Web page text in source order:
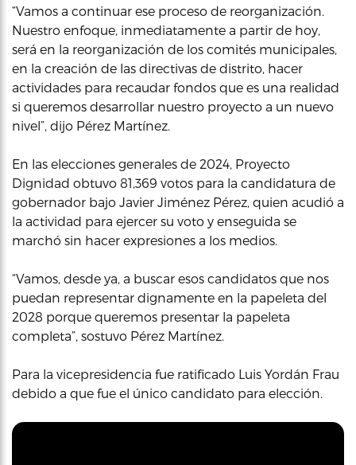
“Vamos a continuar ese proceso de reorganización.
Nuestro enfoque, inmediatamente a partir de hoy,
será en la reorganización de los comités municipales,
en la creación de las directivas de distrito, hacer
actividades para recaudar fondos que es una realidad
si queremos desarrollar nuestro proyecto a un nuevo
nivel”, dijo Pérez Martínez.
En las elecciones generales de 2024, Proyecto
Dignidad obtuvo 81,369 votos para la candidatura de
gobernador bajo Javier Jiménez Pérez, quien acudió a
la actividad para ejercer su voto y enseguida se
marchó sin hacer expresiones a los medios.
“Vamos, desde ya, a buscar esos candidatos que nos
puedan representar dignamente en la papeleta del
2028 porque queremos presentar la papeleta
completa”, sostuvo Pérez Martínez.
Para la vicepresidencia fue ratificado Luis Yordán Frau
debido a que fue el único candidato para elección.